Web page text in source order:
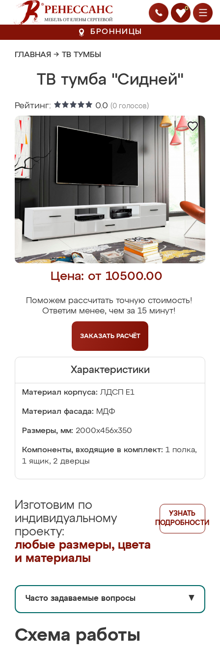
0
БРОННИЦЫ
ГЛАВНАЯ → ТВ ТУМБЫ
ТВ тумба "Сидней"
Рейтинг: 0.0 (0 голосов)
Цена: от 10500.00
Поможем рассчитать точную стоимость!
Ответим менее, чем за 15 минут!
ЗАКАЗАТЬ РАСЧЁТ
Характеристики
Материал корпуса: ЛДСП Е1
Материал фасада: МДФ
Размеры, мм: 2000x456x350
Компоненты, входящие в комплект: 1 полка,
1 ящик, 2 дверцы
Изготовим по
индивидуальному
проекту:
любые размеры, цвета
и материалы
УЗНАТЬ
ПОДРОБНОСТИ
Часто задаваемые вопросы ▼
Схема работы